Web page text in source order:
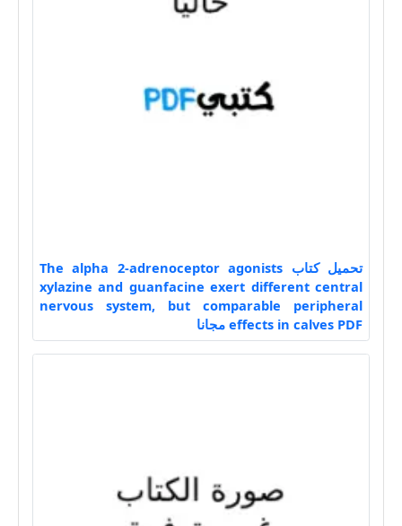
تحميل كتاب The alpha 2-adrenoceptor agonists
xylazine and guanfacine exert different central
nervous system, but comparable peripheral
effects in calves PDF مجانا